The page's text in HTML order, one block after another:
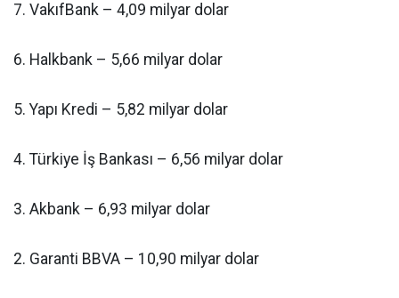
7. VakıfBank – 4,09 milyar dolar
6. Halkbank – 5,66 milyar dolar
5. Yapı Kredi – 5,82 milyar dolar
4. Türkiye İş Bankası – 6,56 milyar dolar
3. Akbank – 6,93 milyar dolar
2. Garanti BBVA – 10,90 milyar dolar